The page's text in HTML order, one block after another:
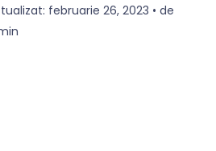
februarie 26, 2023 • de